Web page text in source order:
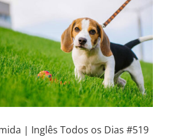
| Inglês Todos os Dias #519